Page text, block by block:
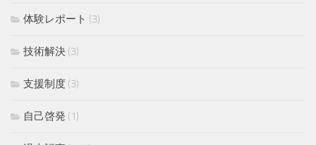
体験レポート (3)
技術解決 (3)
支援制度 (3)
自己啓発 (1)